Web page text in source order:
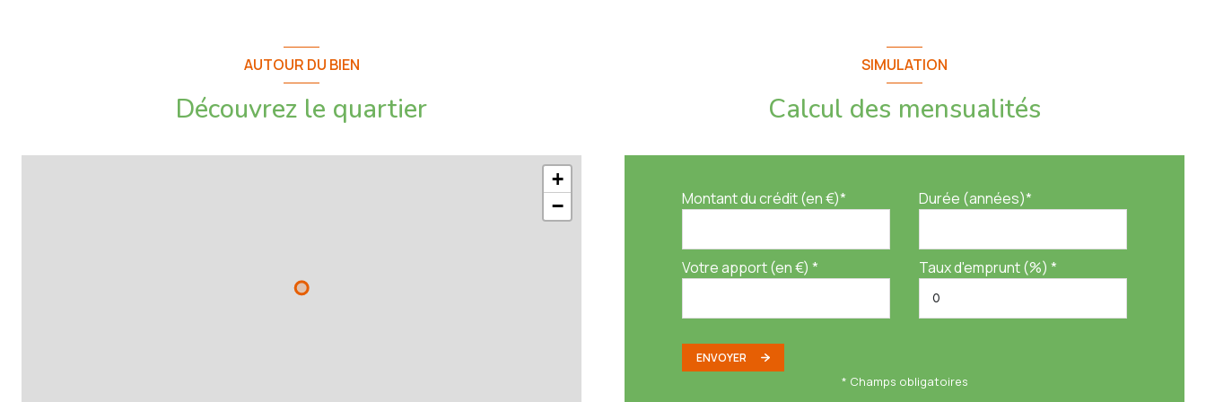
5 000€ TTC Honoraires à la charge de l'acquéreur sur ce bien, inclus dans le prix de vente.
AUTOUR DU BIEN
Découvrez le quartier
+
−
SIMULATION
Calcul des mensualités
Montant du crédit (en €)* Durée (années)*
Votre apport (en €) * Taux d'emprunt (%) *
ENVOYER
* Champs obligatoires